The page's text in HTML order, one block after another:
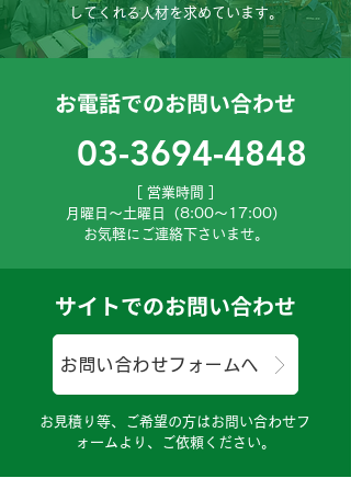
してくれる人材を求めています。
お電話でのお問い合わせ
03-3694-4848
［ 営業時間 ］
月曜日～土曜日（8:00～17:00）
お気軽にご連絡下さいませ。
サイトでのお問い合わせ
お問い合わせフォームへ
お見積り等、ご希望の方はお問い合わせフ
ォームより、ご依頼ください。